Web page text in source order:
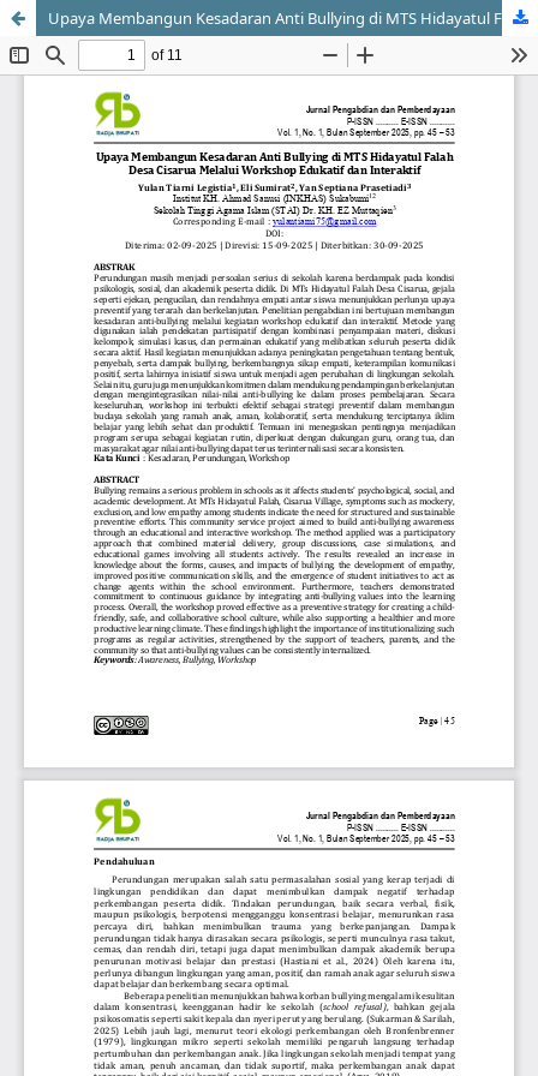
Upaya Membangun Kesadaran Anti Bullying di MTS Hidayatul Falah Desa Cisarua Melalui Workshop Edukatif dan Interaktif